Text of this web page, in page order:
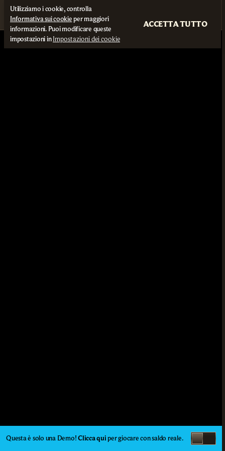
Questa è solo una Demo!Clicca quiper giocare con saldo reale.
Utilizziamo i cookie, controlla
Informativa sui cookieper maggiori
informazioni. Puoi modificare queste
impostazioni inImpostazioni dei cookie
ACCETTA TUTTO